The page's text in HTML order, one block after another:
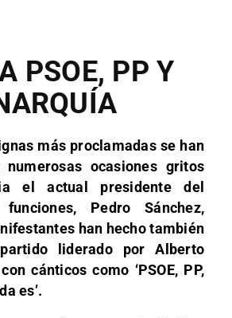
PSOE, PP Y
más proclamadas se han
numerosas ocasiones gritos
el actual presidente del
Pedro Sánchez,
han hecho también
liderado por Alberto
cánticos como ‘PSOE, PP,
es’.